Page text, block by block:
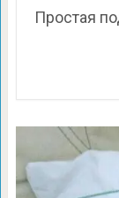
Простая